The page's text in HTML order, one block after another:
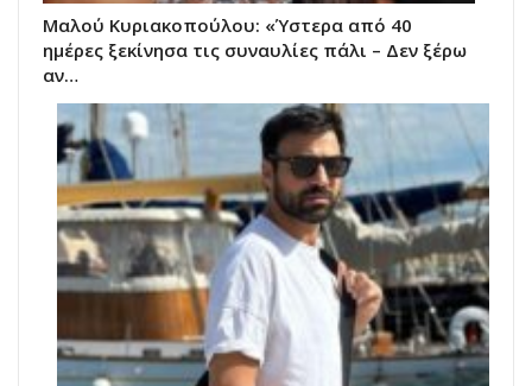
Μαλού Κυριακοπούλου: «Ύστερα από 40
ημέρες ξεκίνησα τις συναυλίες πάλι – Δεν ξέρω
αν…